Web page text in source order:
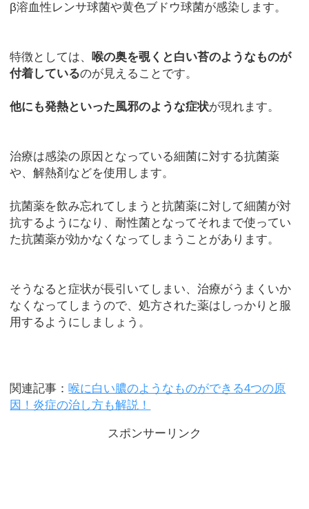
β溶血性レンサ球菌や黄色ブドウ球菌が感染します。
特徴としては、 喉の奥を覗くと白い苔のようなものが
付着しているのが見えることです。
他にも発熱といった風邪のような症状が現れます。
治療は感染の原因となっている細菌に対する抗菌薬
や、解熱剤などを使用します。
抗菌薬を飲み忘れてしまうと抗菌薬に対して細菌が対
抗するようになり、耐性菌となってそれまで使ってい
た抗菌薬が効かなくなってしまうことがあります。
そうなると症状が長引いてしまい、治療がうまくいか
なくなってしまうので、処方された薬はしっかりと服
用するようにしましょう。
関連記事：喉に白い膿のようなものができる4つの原
因！炎症の治し方も解説！
スポンサーリンク